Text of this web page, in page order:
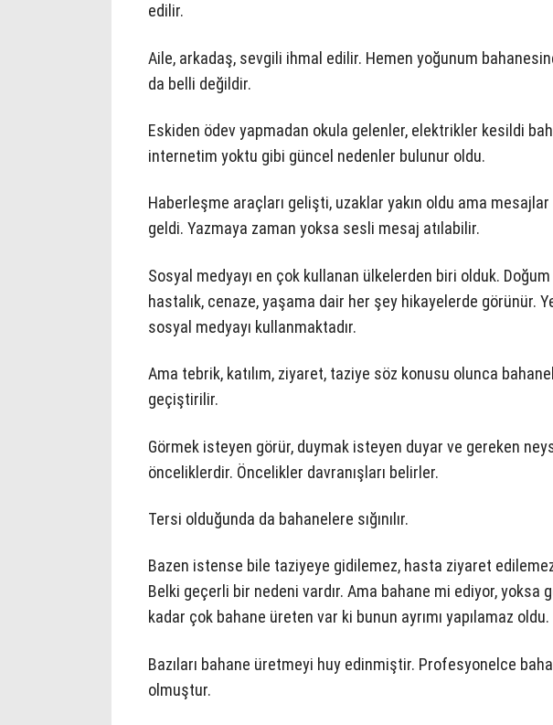
edilir.
Aile, arkadaş, sevgili ihmal edilir. Hemen yoğunum
da belli değildir.
Eskiden ödev yapmadan okula gelenler, elektrikler kesildi
internetim yoktu gibi güncel nedenler bulunur oldu.
Haberleşme araçları gelişti, uzaklar yakın oldu ama mesajlar
geldi. Yazmaya zaman yoksa sesli mesaj atılabilir.
Sosyal medyayı en çok kullanan ülkelerden biri olduk.
hastalık, cenaze, yaşama dair her şey hikayelerde görünür.
sosyal medyayı kullanmaktadır.
Ama tebrik, katılım, ziyaret, taziye söz konusu olunca
geçiştirilir.
Görmek isteyen görür, duymak isteyen duyar ve gereken
önceliklerdir. Öncelikler davranışları belirler.
Tersi olduğunda da bahanelere sığınılır.
Bazen istense bile taziyeye gidilemez, hasta ziyaret
Belki geçerli bir nedeni vardır. Ama bahane mi ediyor, yoksa
kadar çok bahane üreten var ki bunun ayrımı yapılamaz oldu.
Bazıları bahane üretmeyi huy edinmiştir. Profesyonelce
olmuştur.